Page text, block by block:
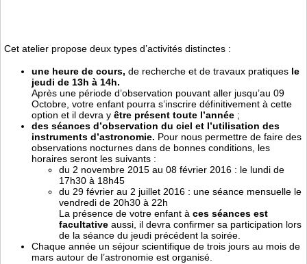
Cet atelier propose deux types d’activités distinctes :
une heure de cours, de recherche et de travaux pratiques le
jeudi de 13h à 14h.
Après une période d’observation pouvant aller jusqu’au 09
Octobre, votre enfant pourra s’inscrire définitivement à cette
option et il devra y être présent toute l’année ;
des séances d’observation du ciel et l’utilisation des
instruments d’astronomie. Pour nous permettre de faire des
observations nocturnes dans de bonnes conditions, les
horaires seront les suivants :
du 2 novembre 2015 au 08 février 2016 : le lundi de
17h30 à 18h45
du 29 février au 2 juillet 2016 : une séance mensuelle le
vendredi de 20h30 à 22h
La présence de votre enfant à ces séances est
facultative aussi, il devra confirmer sa participation lors
de la séance du jeudi précédent la soirée.
Chaque année un séjour scientifique de trois jours au mois de
mars autour de l’astronomie est organisé.